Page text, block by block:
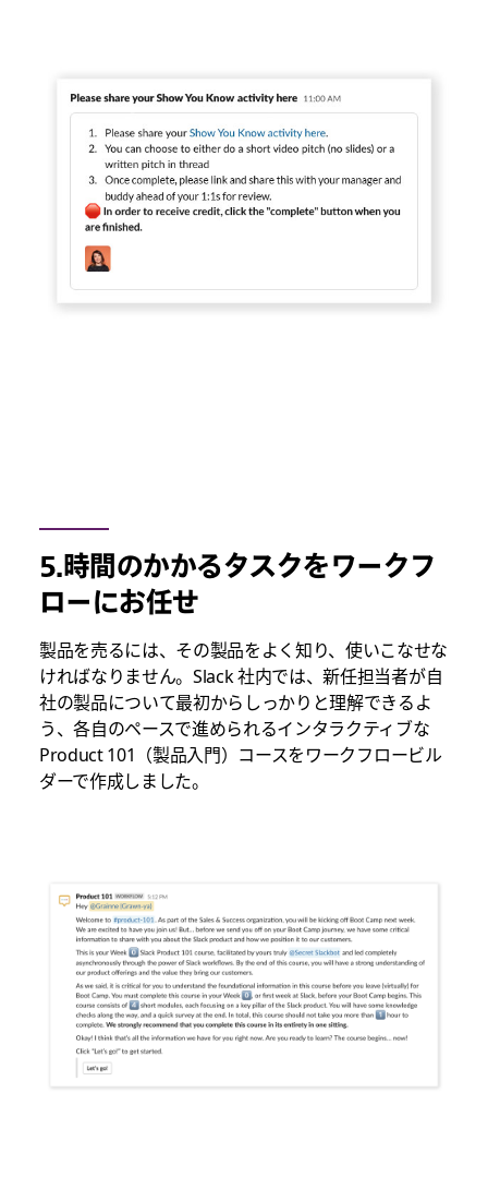
5.時間のかかるタスクをワークフ
ローにお任せ
製品を売るには、その製品をよく知り、使いこなせな
ければなりません。Slack 社内では、新任担当者が自
社の製品について最初からしっかりと理解できるよ
う、各自のペースで進められるインタラクティブな
Product 101（製品入門）コースをワークフロービル
ダーで作成しました。